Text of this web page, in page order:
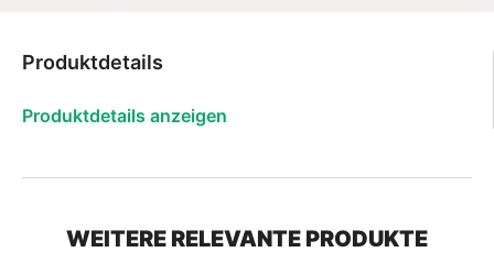
Produktdetails
Produktdetails anzeigen
WEITERE RELEVANTE PRODUKTE